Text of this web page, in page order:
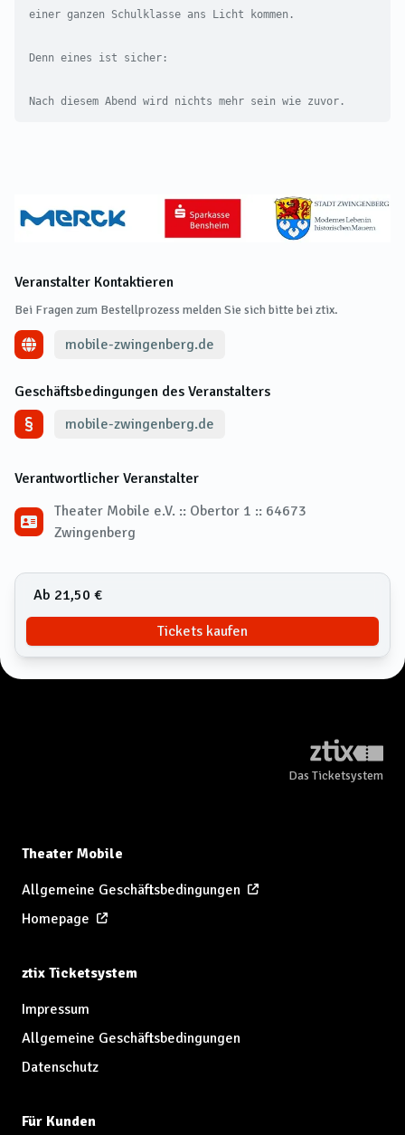
einer ganzen Schulklasse ans Licht kommen.
Denn eines ist sicher:
Nach diesem Abend wird nichts mehr sein wie zuvor.
Veranstalter Kontaktieren
Bei Fragen zum Bestellprozess melden Sie sich bitte bei ztix.
mobile-zwingenberg.de
Geschäftsbedingungen des Veranstalters
mobile-zwingenberg.de
Verantwortlicher Veranstalter
Theater Mobile e.V. :: Obertor 1 :: 64673
Zwingenberg
Ab 21,50 €
Tickets kaufen
Das Ticketsystem
Theater Mobile
Allgemeine Geschäftsbedingungen
Homepage
ztix Ticketsystem
Impressum
Allgemeine Geschäftsbedingungen
Datenschutz
Für Kunden